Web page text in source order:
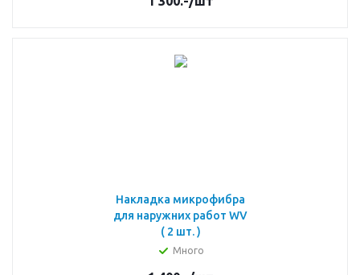
Накладка микрофибра
для наружних работ WV
( 2 шт. )
Много